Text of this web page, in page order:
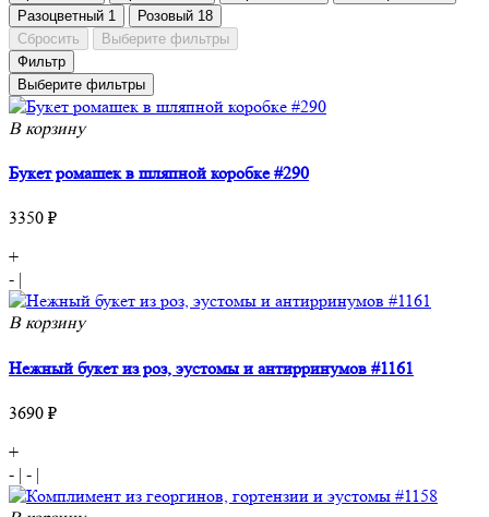
Разоцветный 1 Розовый 18
Сбросить
Выберите фильтры
Фильтр
Выберите фильтры
В корзину
Букет ромашек в шляпной коробке #290
3350 ₽
+
- |
В корзину
Нежный букет из роз, эустомы и антирринумов #1161
3690 ₽
+
- | - |